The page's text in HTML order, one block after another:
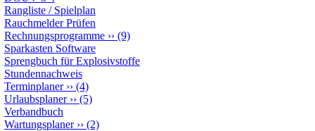
Rangliste / Spielplan
Rauchmelder Prüfen
Rechnungsprogramme ›› (9)
Sparkasten Software
Sprengbuch für Explosivstoffe
Stundennachweis
Terminplaner›› (4)
Urlaubsplaner›› (5)
Verbandbuch
Wartungsplaner›› (2)